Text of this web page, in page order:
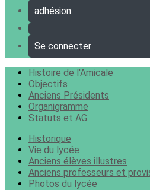
adhésion
Se connecter
Histoire de l'Amicale
Objectifs
Anciens Présidents
Organigramme
Statuts et AG
Historique
Vie du lycée
Anciens élèves illustres
Anciens professeurs et
Photos du lycée